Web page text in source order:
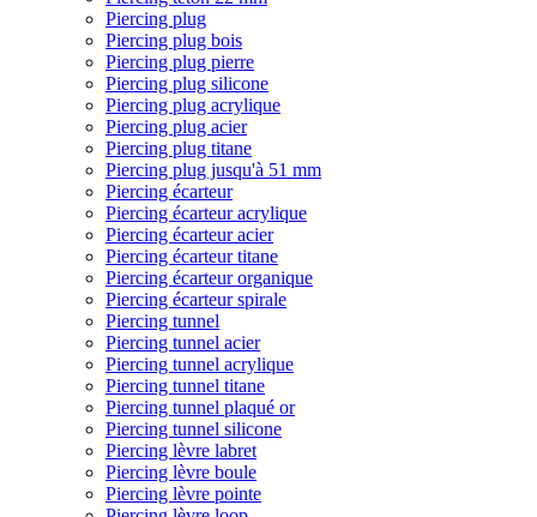
Piercing plug
Piercing plug bois
Piercing plug pierre
Piercing plug silicone
Piercing plug acrylique
Piercing plug acier
Piercing plug titane
Piercing plug jusqu'à 51 mm
Piercing écarteur
Piercing écarteur acrylique
Piercing écarteur acier
Piercing écarteur titane
Piercing écarteur organique
Piercing écarteur spirale
Piercing tunnel
Piercing tunnel acier
Piercing tunnel acrylique
Piercing tunnel titane
Piercing tunnel plaqué or
Piercing tunnel silicone
Piercing lèvre labret
Piercing lèvre boule
Piercing lèvre pointe